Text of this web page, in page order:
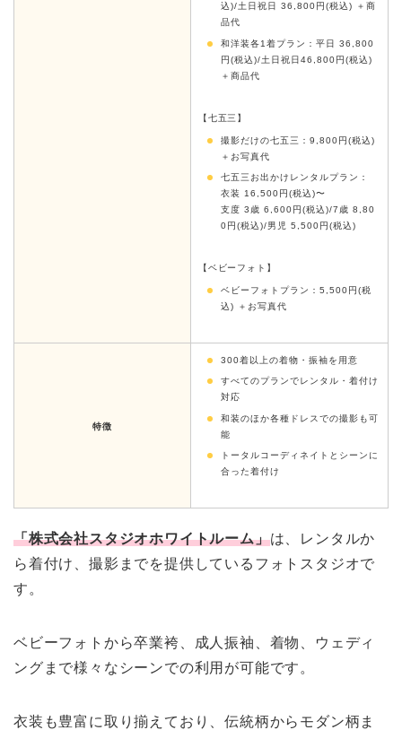
込)/土日祝日 36,800円(税込) ＋商
品代
和洋装各1着プラン：平日 36,800
円(税込)/土日祝日46,800円(税込)
＋商品代
【七五三】
撮影だけの七五三：9,800円(税込)
＋お写真代
七五三お出かけレンタルプラン：
衣装 16,500円(税込)〜
支度 3歳 6,600円(税込)/7歳 8,80
0円(税込)/男児 5,500円(税込)
【ベビーフォト】
ベビーフォトプラン：5,500円(税
込) ＋お写真代
特徴
300着以上の着物・振袖を用意
すべてのプランでレンタル・着付け
対応
和装のほか各種ドレスでの撮影も可
能
トータルコーディネイトとシーンに
合った着付け
「株式会社スタジオホワイトルーム」は、レンタルか
ら着付け、撮影までを提供しているフォトスタジオで
す。
ベビーフォトから卒業袴、成人振袖、着物、ウェディ
ングまで様々なシーンでの利用が可能です。
衣装も豊富に取り揃えており、伝統柄からモダン柄ま